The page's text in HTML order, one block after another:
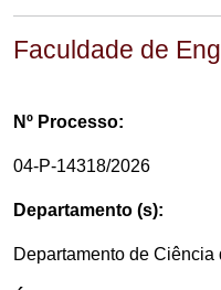
Faculdade de
Nº Processo:
04-P-14318/2026
Departamento (s):
Departamento de